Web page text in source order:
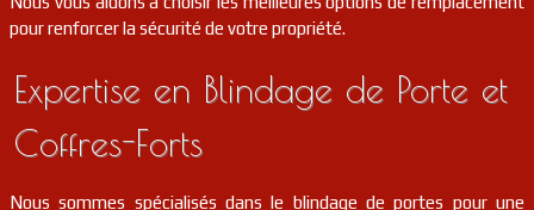
serrurier 91 Courdimanche-sur-essonne FR 91720
serrurier 91 Savigny-sur-orge FR 91600
pour renforcer la sécurité de votre propriété.
Expertise en Blindage de Porte et
Coffres-Forts
Nous sommes spécialisés dans le blindage de portes pour une